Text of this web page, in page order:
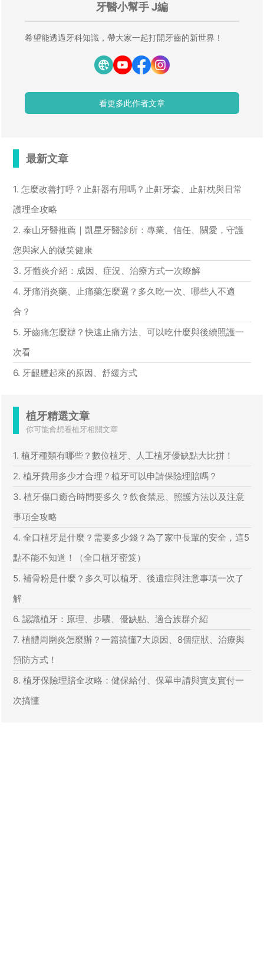
牙醫小幫手 J編
希望能透過牙科知識，帶大家一起打開牙齒的新世界！
看更多此作者文章
最新文章
1. 怎麼改善打呼？止鼾器有用嗎？止鼾牙套、止鼾枕與日常
護理全攻略
2. 泰山牙醫推薦｜凱星牙醫診所：專業、信任、關愛，守護
您與家人的微笑健康
3. 牙髓炎介紹：成因、症況、治療方式一次瞭解
4. 牙痛消炎藥、止痛藥怎麼選？多久吃一次、哪些人不適
合？
5. 牙齒痛怎麼辦？快速止痛方法、可以吃什麼與後續照護一
次看
6. 牙齦腫起來的原因、舒緩方式
植牙精選文章
你可能會想看植牙相關文章
1. 植牙種類有哪些？數位植牙、人工植牙優缺點大比拼！
2. 植牙費用多少才合理？植牙可以申請保險理賠嗎？
3. 植牙傷口癒合時間要多久？飲食禁忌、照護方法以及注意
事項全攻略
4. 全口植牙是什麼？需要多少錢？為了家中長輩的安全，這5
點不能不知道！（全口植牙密笈）
5. 補骨粉是什麼？多久可以植牙、後遺症與注意事項一次了
解
6. 認識植牙：原理、步驟、優缺點、適合族群介紹
7. 植體周圍炎怎麼辦？一篇搞懂7大原因、8個症狀、治療與
預防方式！
8. 植牙保險理賠全攻略：健保給付、保單申請與實支實付一
次搞懂